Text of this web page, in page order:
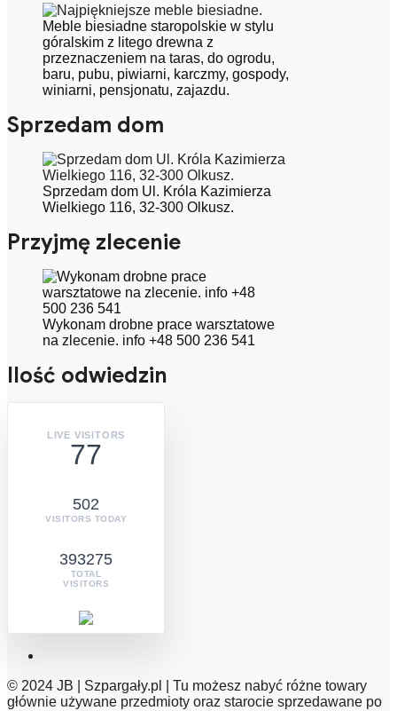
Meble biesiadne staropolskie w stylu
góralskim z litego drewna z
przeznaczeniem na taras, do ogrodu,
baru, pubu, piwiarni, karczmy, gospody,
winiarni, pensjonatu, zajazdu.
Sprzedam dom
Sprzedam dom Ul. Króla Kazimierza
Wielkiego 116, 32-300 Olkusz.
Przyjmę zlecenie
Wykonam drobne prace warsztatowe
na zlecenie. info +48 500 236 541
Ilość odwiedzin
LIVE VISITORS
77
502
VISITORS TODAY
393275
TOTAL
VISITORS
© 2024 JB | Szpargały.pl | Tu możesz nabyć różne towary
głównie używane przedmioty oraz starocie sprzedawane po